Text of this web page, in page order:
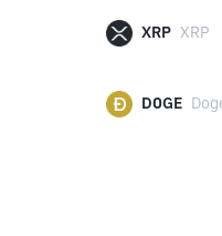
XRP XRP
DOGE